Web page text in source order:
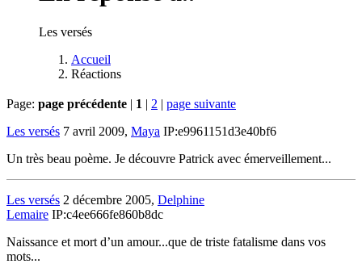
Les versés
Accueil
Réactions
Page: page précédente | 1 | 2 | page suivante
Les versés 7 avril 2009, Maya IP:e9961151d3e40bf6
Un très beau poème. Je découvre Patrick avec émerveillement...
Les versés 2 décembre 2005, Delphine
Lemaire IP:c4ee666fe860b8dc
Naissance et mort d’un amour...que de triste fatalisme dans vos
mots...